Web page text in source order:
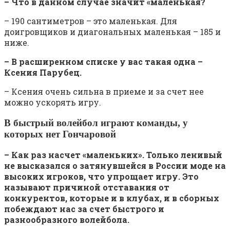
– 190 сантиметров – это маленькая. Для
доигровщиков и диагональных маленькая – 185 и
ниже.
– В расширенном списке у вас такая одна –
Ксения Парубец.
– Ксения очень сильна в приеме и за счет нее
можно ускорять игру.
В быстрый волейбол играют команды, у
которых нет Гончаровой
– Как раз насчет «маленьких». Только ленивый
не высказался о затянувшейся в России моде на
высоких игроков, что упрощает игру. Это
называют причиной отставания от
конкурентов, которые и в клубах, и в сборных
побеждают нас за счет быстрого и
разнообразного волейбола.